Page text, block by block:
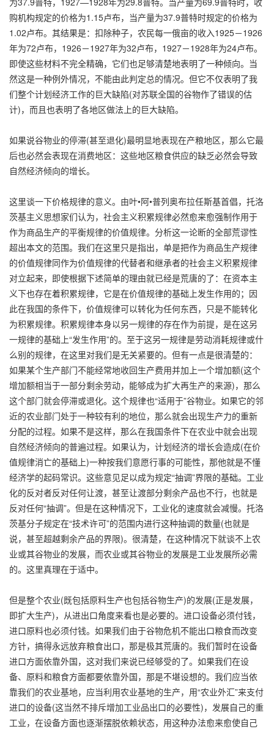
购机构规定的价格为1.15卢布，当产量为37.9普特时规定的价格为
1.02卢布。其结果是：扣除种子，农民每一俄亩的收入1925－1926
年为72卢布，1926－1927年为32卢布，1927－1928年为24卢布。
即使这些材料不完全精确，它们也足够清楚地表明了一种倾向。当
然这是一种例外情况，不能由此判定总的情况。但它不仅表明了我
们整个计划经济工作的巨大缺陷(对苏联全国的谷物作了错误的估
计)，而且也表明了各地区做法上的巨大缺陷。
如果说谷物业的停滞(甚至退化)最明显地表现在产粮地区，那么它最
后也必然会表现在消费地区：这些地区粮食供应的缺乏必然会导致
自然经济倾向的增长。
这里谈一下价格规律的意义。由叶•阿•普列奥布拉任斯基首倡，托洛
茨基主义思想家们认为，社会主义积累规律必然愈来愈强制作用于
作为商品生产的平衡规律的价值规律。分析这一论断的全部荒谬性
超出本文的范围。我们在这里只是指出，单是把作为商品生产规律
的价值规律同作为价值规律的代替者和继承者的社会主义积累规律
对立起来，即使根据下述简单的理由就已经是荒唐的了：在资本主
义下也存在着积累规律，它是在价值规律的基础上发生作用的；因
此在我国的条件下，价值规律可以转化为任何东西，只是不能转化
为积累规律。积累规律本身以另一规律的存在作为前提，是在这另
一规律的基础上“发生作用”的。至于这另一规律是劳动消耗规律或什
么别的规律，在这里对我们是无关紧要的。但有一点是很清楚的：
如果某个生产部门不能经常地收回生产费用并加上一个增加额(这个
增加额相当于一部分剩余劳动，能够成为扩大再生产的来源)，那么
这个部门就会停滞或退化。这个规律也“适用于”谷物业。如果它的邻
近的农业部门处于一种较有利的地位，那么就会出现生产力的重新
分配的过程。如果不是这样，那么在我国条件下在农业中就会出现
自然经济倾向的普遍过程。如果认为，计划经济的增长会造成(在价
值规律消亡的基础上)一种按我们意愿行事的可能性，那他就是不懂
经济学的起码常识。这些意见足以成为规定“抽调”界限的基础。工业
化的反对者反对任何让渡，甚至让渡部分剩余产品也不行，也就是
反对任何“抽调”。但是在这种情况下，工业化的速度就会减慢。托洛
茨基分子规定在“技术许可”的范围内进行这种抽调的数量(也就是
说，甚至超越剩余产品的界限)。很清楚，在这种情况下就谈不上农
业或其谷物业的发展，而农业或其谷物业的发展是工业发展所必需
的。这里真理在于适中。
但是整个农业(既包括原料生产也包括谷物生产)的发展(正是发展，
即扩大生产)，从进出口角度来看也是必要的。进口设备必须付钱，
进口原料也必须付钱。如果我们由于谷物危机不能出口粮食而改变
方针，搞得永远放弃粮食出口，那是极其荒唐的。我们暂时在设备
进口方面依靠外国，这对我们来说已经够受的了。如果我们在设
备、原料和粮食方面都要依靠外国，那是不堪设想的。我们应当依
靠我们的农业基地，应当利用农业基地的生产，用“农业外汇”来支付
进口的设备(这当然不排斥增加工业品出口的必要性)，发展自己的重
工业，在设备方面也逐渐摆脱依赖状态，用这种办法愈来愈使自己